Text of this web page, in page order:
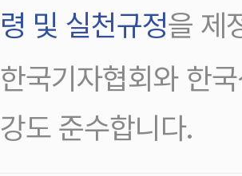
령 및 실천규정을 제
한국기자협회와 한
강도 준수합니다.